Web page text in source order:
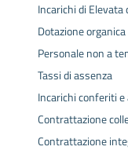
Incarichi di Elevata
Dotazione organica
Personale non a
Tassi di assenza
Incarichi conferiti
Contrattazione
Contrattazione